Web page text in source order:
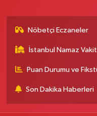
Yunus Emre Mahallesi 30
UZAKLIKTA
Yaşam Eczanesi
Nöbetçi Eczaneler
İstanbul Namaz
Puan Durumu ve
Son Dakika Haberleri